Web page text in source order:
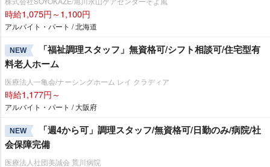
時給1,075円～1,100円
アルバイト・パート / 北海道
NEW
「福祉調理スタッフ」無資格可/シフト相談可/住宅型有
料老人ホーム
医療法人一亀会/ナーシングホーム レイ クラディア
時給1,177円～
アルバイト・パート / 大阪府
NEW
「週4から可」調理スタッフ/無資格可/日勤のみ/病院/社
会保障完備
医療法人社団美誠会 荒川病院